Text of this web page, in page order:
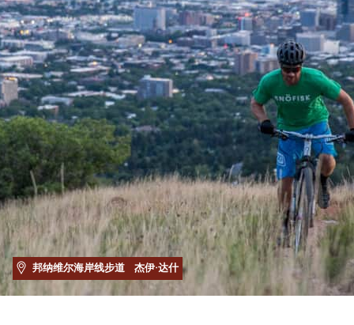
邦纳维尔海岸线步道 杰伊·达什